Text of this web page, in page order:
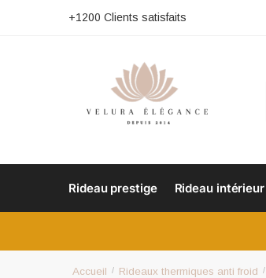
+1200 Clients satisfaits
Rideau prestige Rideau intérieur
Accueil / Rideaux thermiques anti froid /